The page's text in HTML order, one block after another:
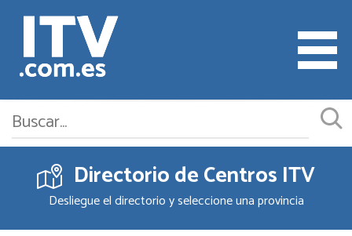
Cita ITV
Cambiar o Anular Cita
Directorio de Centros ITV
Desliegue el directorio y seleccione una provincia